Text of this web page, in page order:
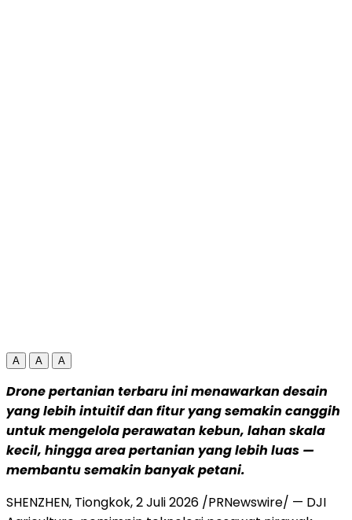
A A A
Drone pertanian terbaru ini menawarkan desain
yang lebih intuitif dan fitur yang semakin canggih
untuk mengelola perawatan kebun, lahan skala
kecil, hingga area pertanian yang lebih luas —
membantu semakin banyak petani.
SHENZHEN, Tiongkok, 2 Juli 2026 /PRNewswire/ — DJI